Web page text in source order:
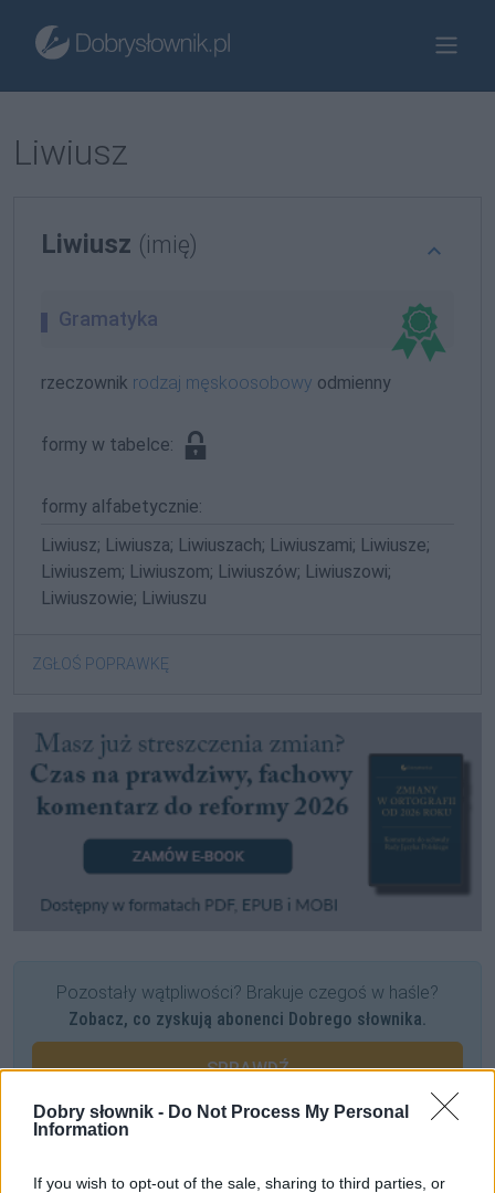
Dobry słownik - Do Not Process My Personal
Information
If you wish to opt-out of the sale, sharing to third parties, or
Liwiusz
Liwiusz (imię)
Gramatyka
rzeczownik rodzaj męskoosobowy odmienny
formy w tabelce:
formy alfabetycznie:
Liwiusz; Liwiusza; Liwiuszach; Liwiuszami; Liwiusze;
Liwiuszem; Liwiuszom; Liwiuszów; Liwiuszowi;
Liwiuszowie; Liwiuszu
ZGŁOŚ POPRAWKĘ
Pozostały wątpliwości? Brakuje czegoś w haśle?
Zobacz, co zyskują abonenci Dobrego słownika.
SPRAWDŹ